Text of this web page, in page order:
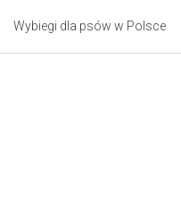
Wybiegi dla psów w Polsce